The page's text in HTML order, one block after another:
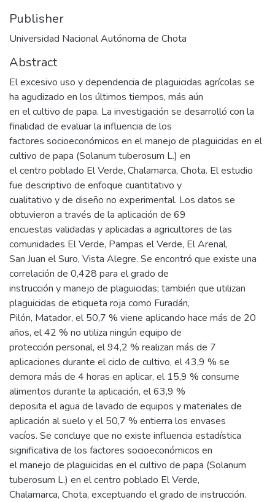
Publisher
Universidad Nacional Autónoma de Chota
Abstract
El excesivo uso y dependencia de plaguicidas agrícolas se
ha agudizado en los últimos tiempos, más aún
en el cultivo de papa. La investigación se desarrolló con la
finalidad de evaluar la influencia de los
factores socioeconómicos en el manejo de plaguicidas en el
cultivo de papa (Solanum tuberosum L.) en
el centro poblado El Verde, Chalamarca, Chota. El estudio
fue descriptivo de enfoque cuantitativo y
cualitativo y de diseño no experimental. Los datos se
obtuvieron a través de la aplicación de 69
encuestas validadas y aplicadas a agricultores de las
comunidades El Verde, Pampas el Verde, El Arenal,
San Juan el Suro, Vista Alegre. Se encontró que existe una
correlación de 0,428 para el grado de
instrucción y manejo de plaguicidas; también que utilizan
plaguicidas de etiqueta roja como Furadán,
Pilón, Matador, el 50,7 % viene aplicando hace más de 20
años, el 42 % no utiliza ningún equipo de
protección personal, el 94,2 % realizan más de 7
aplicaciones durante el ciclo de cultivo, el 43,9 % se
demora más de 4 horas en aplicar, el 15,9 % consume
alimentos durante la aplicación, el 63,9 %
deposita el agua de lavado de equipos y materiales de
aplicación al suelo y el 50,7 % entierra los envases
vacíos. Se concluye que no existe influencia estadística
significativa de los factores socioeconómicos en
el manejo de plaguicidas en el cultivo de papa (Solanum
tuberosum L.) en el centro poblado El Verde,
Chalamarca, Chota, exceptuando el grado de instrucción.